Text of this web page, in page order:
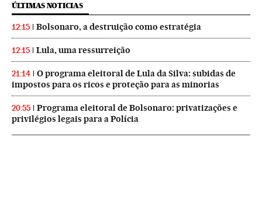
ÚLTIMAS NOTICIAS
12:15 Bolsonaro, a destruição como estratégia
12:15 Lula, uma ressurreição
21:14
O programa eleitoral de Lula da Silva: subidas de
impostos para os ricos e proteção para as minorias
20:55
Programa eleitoral de Bolsonaro: privatizações e
privilégios legais para a Polícia